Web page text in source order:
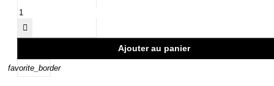

Ajouter au panier
favorite_border